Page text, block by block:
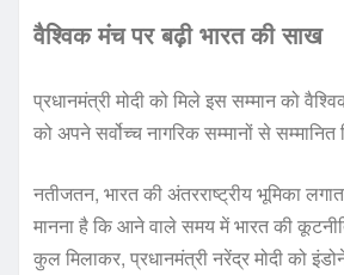
वैश्विक मंच पर बढ़ी भारत की साख
प्रधानमंत्री मोदी को मिले इस सम्मान को
को अपने सर्वोच्च नागरिक सम्मानों से सम्मानित
नतीजतन, भारत की अंतरराष्ट्रीय भूमिका
मानना है कि आने वाले समय में भारत की
कुल मिलाकर, प्रधानमंत्री नरेंद्र मोदी को